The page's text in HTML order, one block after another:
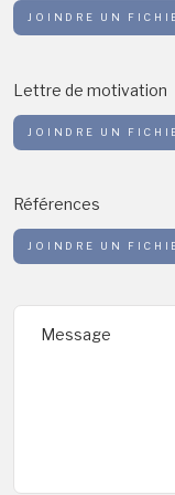
JOINDRE UN
Lettre de motivation
JOINDRE UN
Références
JOINDRE UN
Message